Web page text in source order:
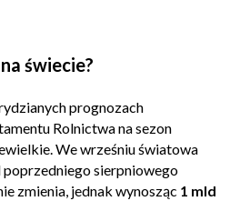
świecie?
prognozach
Rolnictwa na sezon
We wrześniu światowa
sierpniowego
zmienia, jednak wynosząc 1 mld